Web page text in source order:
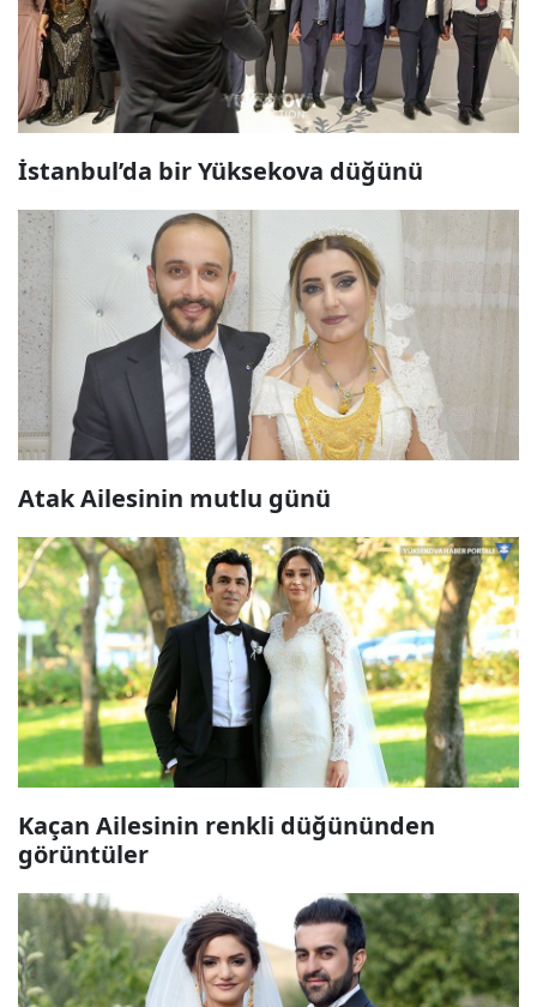
İstanbul’da bir Yüksekova düğünü
Atak Ailesinin mutlu günü
Kaçan Ailesinin renkli düğününden
görüntüler